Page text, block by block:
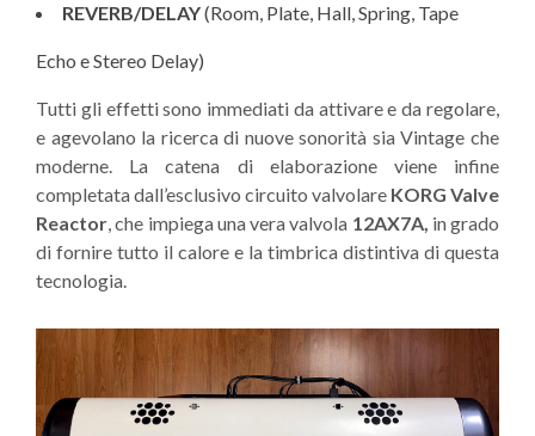
REVERB/DELAY(Room, Plate, Hall, Spring, Tape
Echo e Stereo Delay)
Tutti gli effetti sono immediati da attivare e da regolare,
e agevolano la ricerca di nuove sonorità sia Vintage che
moderne. La catena di elaborazione viene infine
completata dall’esclusivo circuito valvolare KORG Valve
Reactor, che impiega una vera valvola 12AX7A, in grado
di fornire tutto il calore e la timbrica distintiva di questa
tecnologia.